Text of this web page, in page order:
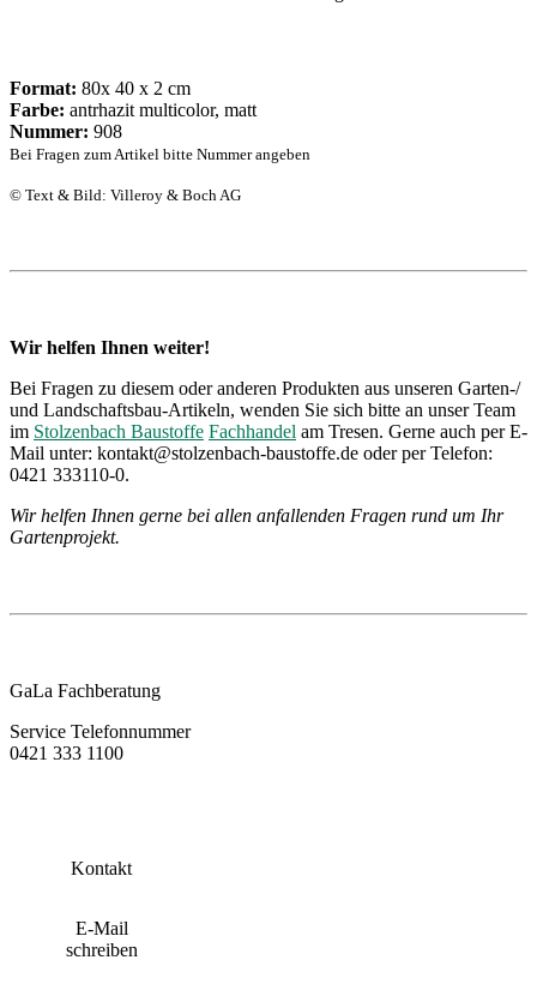
Format: 80x 40 x 2 cm
Farbe: antrhazit multicolor, matt
Nummer: 908
Bei Fragen zum Artikel bitte Nummer angeben
© Text & Bild: Villeroy & Boch AG
Wir helfen Ihnen weiter!
Bei Fragen zu diesem oder anderen Produkten aus unseren Garten-/
und Landschaftsbau-Artikeln, wenden Sie sich bitte an unser Team
im Stolzenbach Baustoffe Fachhandel am Tresen. Gerne auch per E-
Mail unter: kontakt@stolzenbach-baustoffe.de oder per Telefon:
0421 333110-0.
Wir helfen Ihnen gerne bei allen anfallenden Fragen rund um Ihr
Gartenprojekt.
GaLa Fachberatung
Service Telefonnummer
0421 333 1100
Kontakt
E-Mail
schreiben